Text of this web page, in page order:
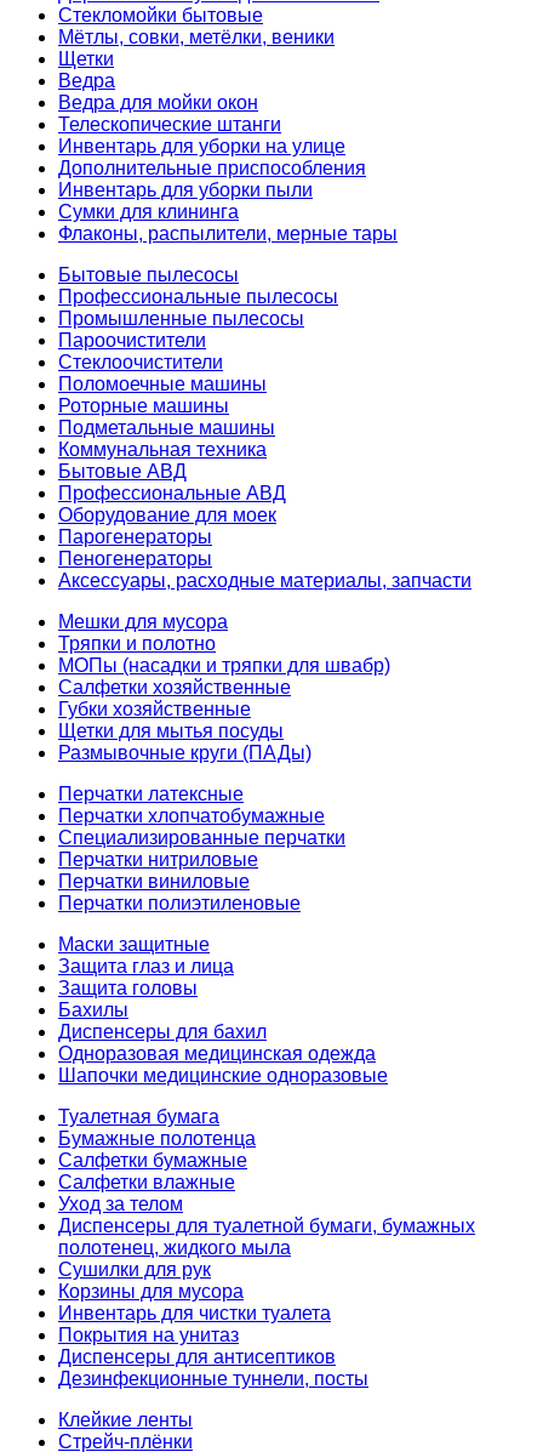
Стекломойки бытовые
Мётлы, совки, метёлки, веники
Щетки
Ведра
Ведра для мойки окон
Телескопические штанги
Инвентарь для уборки на улице
Дополнительные приспособления
Инвентарь для уборки пыли
Сумки для клининга
Флаконы, распылители, мерные тары
Бытовые пылесосы
Профессиональные пылесосы
Промышленные пылесосы
Пароочистители
Стеклоочистители
Поломоечные машины
Роторные машины
Подметальные машины
Коммунальная техника
Бытовые АВД
Профессиональные АВД
Оборудование для моек
Парогенераторы
Пеногенераторы
Аксессуары, расходные материалы, запчасти
Мешки для мусора
Тряпки и полотно
МОПы (насадки и тряпки для швабр)
Салфетки хозяйственные
Губки хозяйственные
Щетки для мытья посуды
Размывочные круги (ПАДы)
Перчатки латексные
Перчатки хлопчатобумажные
Специализированные перчатки
Перчатки нитриловые
Перчатки виниловые
Перчатки полиэтиленовые
Маски защитные
Защита глаз и лица
Защита головы
Бахилы
Диспенсеры для бахил
Одноразовая медицинская одежда
Шапочки медицинские одноразовые
Туалетная бумага
Бумажные полотенца
Салфетки бумажные
Салфетки влажные
Уход за телом
Диспенсеры для туалетной бумаги, бумажных
полотенец, жидкого мыла
Сушилки для рук
Корзины для мусора
Инвентарь для чистки туалета
Покрытия на унитаз
Диспенсеры для антисептиков
Дезинфекционные туннели, посты
Клейкие ленты
Стрейч-плёнки